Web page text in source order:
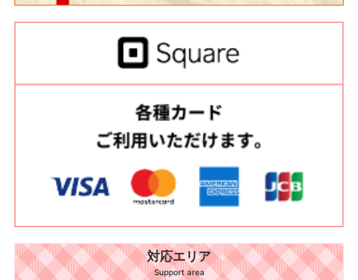
対応エリア
Support area